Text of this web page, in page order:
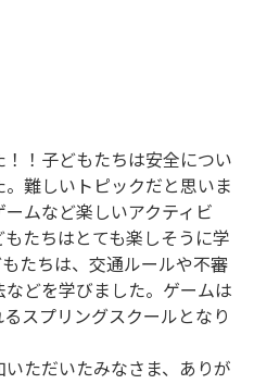
！子どもたちは安全につい
難しいトピックだと思いま
ムなど楽しいアクティビ
たちはとても楽しそうに学
たちは、交通ルールや不審
どを学びました。ゲームは
スプリングスクールとなり
ただいたみなさま、ありが